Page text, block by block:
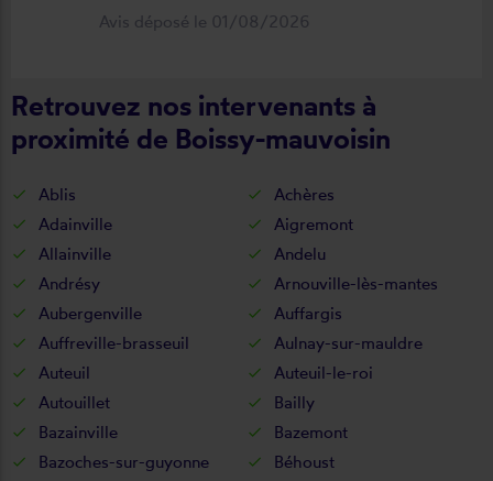
neuf, parfaitement positionné et
Avis déposé le 01/08/2026
Retrouvez nos intervenants à
proximité de Boissy-mauvoisin
Ablis
Achères
Adainville
Aigremont
Allainville
Andelu
Andrésy
Arnouville-lès-mantes
Aubergenville
Auffargis
Auffreville-brasseuil
Aulnay-sur-mauldre
Auteuil
Auteuil-le-roi
Autouillet
Bailly
Bazainville
Bazemont
Bazoches-sur-guyonne
Béhoust